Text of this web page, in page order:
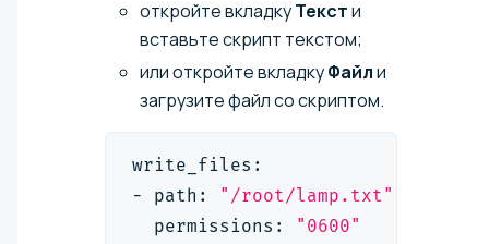
откройте вкладкуТексти
вставьте скрипт текстом;
или откройте вкладкуФайли
загрузите файл со скриптом.
write_files:
- path:
"/root/lamp.txt"
  permissions:
"0600"